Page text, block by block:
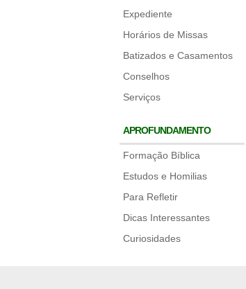
Expediente
Horários de Missas
Batizados e Casamentos
Conselhos
Serviços
APROFUNDAMENTO
Formação Bíblica
Estudos e Homilias
Para Refletir
Dicas Interessantes
Curiosidades